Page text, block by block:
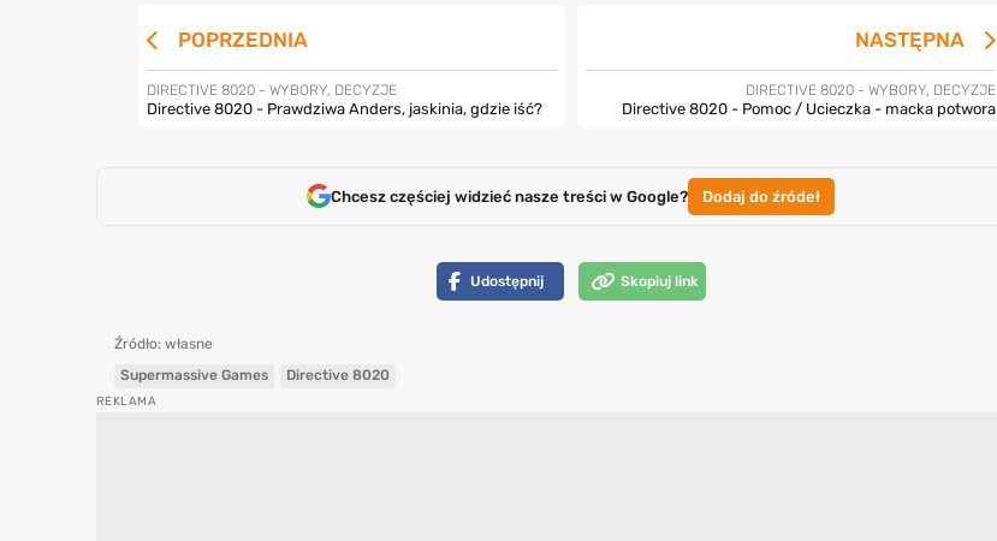
POPRZEDNIA
DIRECTIVE 8020 - WYBORY, DECYZJE
Directive 8020 - Prawdziwa Anders, jaskinia, gdzie iść?
NASTĘPNA
DIRECTIVE 8020 - WYBORY, DECYZJE
Directive 8020 - Pomoc / Ucieczka - macka potwora
Chcesz częściej widzieć nasze treści w Google? Dodaj do źródeł
Udostępnij Skopiuj link
Źródło: własne
Supermassive Games
Directive 8020